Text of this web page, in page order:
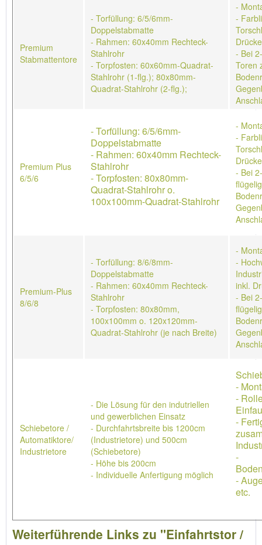
Premium
Stabmattentore
- Torfüllung: 6/5/6mm-
Doppelstabmatte
- Rahmen: 60x40mm Rechteck-
Stahlrohr
- Torpfosten: 60x60mm-Quadrat-
Stahlrohr (1-flg.); 80x80mm-
Quadrat-Stahlrohr (2-flg.);
-
-
- Bei
Toren
Premium Plus
6/5/6
- Torfüllung: 6/5/6mm-
Doppelstabmatte
- Rahmen: 60x40mm Rechteck-
Stahlrohr
- Torpfosten: 80x80mm-
Quadrat-Stahlrohr o.
100x100mm-Quadrat-Stahlrohr
-
-
- Bei
Premium-Plus
8/6/8
- Torfüllung: 8/6/8mm-
Doppelstabmatte
- Rahmen: 60x40mm Rechteck-
Stahlrohr
- Torpfosten: 80x80mm,
100x100mm o. 120x120mm-
Quadrat-Stahlrohr (je nach Breite)
-
-
inkl.
- Bei
Schiebetore /
Automatiktore/
Industrietore
- Die Lösung für den indutriellen
und gewerblichen Einsatz
- Durchfahrtsbreite bis 1200cm
(Industrietore) und 500cm
(Schiebetore)
- Höhe bis 200cm
- Individuelle Anfertigung möglich
-
-
-
-
-
etc.
Weiterführende Links zu "Einfahrtstor /